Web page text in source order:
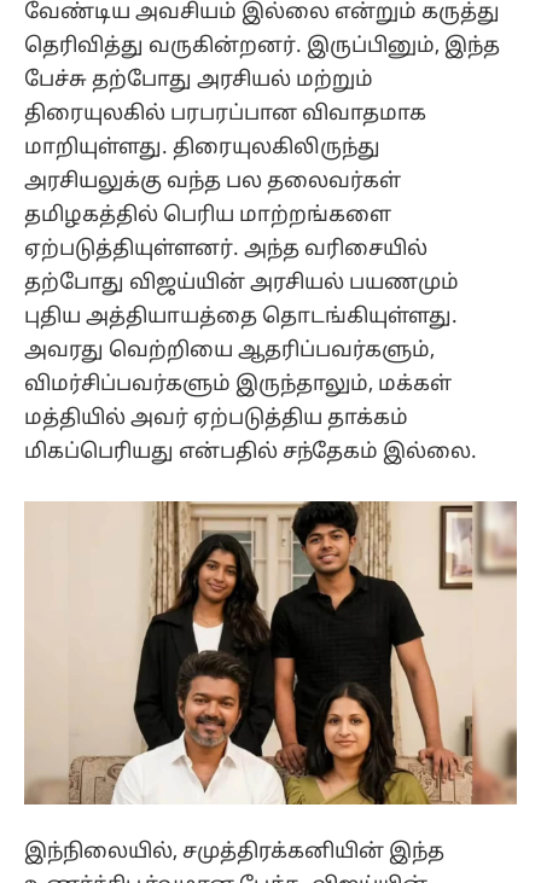
வேண்டிய அவசியம் இல்லை என்றும் கருத்து
தெரிவித்து வருகின்றனர். இருப்பினும், இந்த
பேச்சு தற்போது அரசியல் மற்றும்
திரையுலகில் பரபரப்பான விவாதமாக
மாறியுள்ளது. திரையுலகிலிருந்து
அரசியலுக்கு வந்த பல தலைவர்கள்
தமிழகத்தில் பெரிய மாற்றங்களை
ஏற்படுத்தியுள்ளனர். அந்த வரிசையில்
தற்போது விஜய்யின் அரசியல் பயணமும்
புதிய அத்தியாயத்தை தொடங்கியுள்ளது.
அவரது வெற்றியை ஆதரிப்பவர்களும்,
விமர்சிப்பவர்களும் இருந்தாலும், மக்கள்
மத்தியில் அவர் ஏற்படுத்திய தாக்கம்
மிகப்பெரியது என்பதில் சந்தேகம் இல்லை.
இந்நிலையில், சமுத்திரக்கனியின் இந்த